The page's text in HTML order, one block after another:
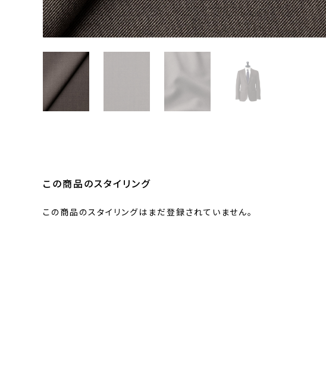
この商品のスタイリング
この商品のスタイリングはまだ登録されていません。